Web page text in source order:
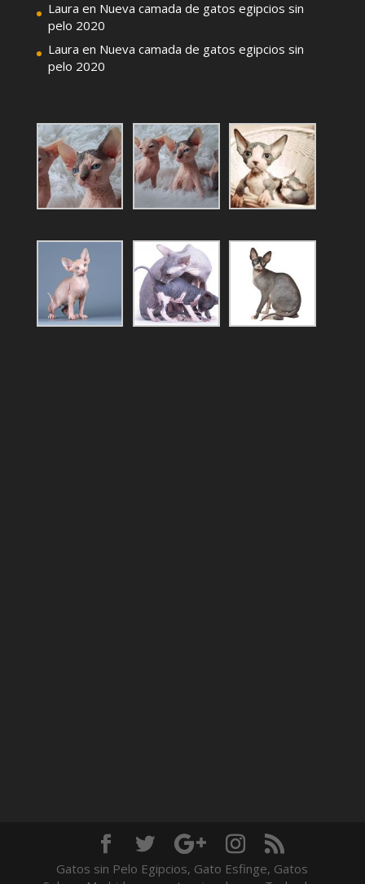
Laura en Nueva camada de gatos egipcios sin
pelo 2020
Laura en Nueva camada de gatos egipcios sin
pelo 2020
Gatos sin Pelo Egipcios, Gato Esfinge, Gatos